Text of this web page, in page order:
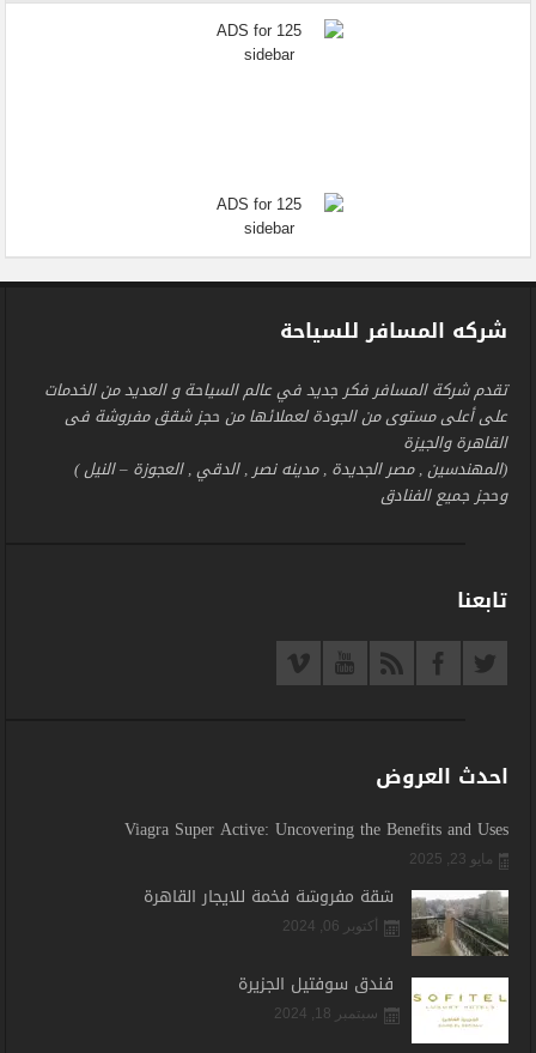
شركه المسافر للسياحة
تقدم شركة المسافر فكر جديد في عالم السياحة و العديد من الخدمات
على أعلى مستوى من الجودة لعملائها من حجز شقق مفروشة فى
القاهرة والجيزة
(المهندسين , مصر الجديدة , مدينه نصر , الدقي , العجوزة – النيل )
وحجز جميع الفنادق
تابعنا
احدث العروض
Viagra Super Active: Uncovering the Benefits and Uses
مايو 23, 2025
شقة مفروشة فخمة للايجار القاهرة
أكتوبر 06, 2024
فندق سوفتيل الجزيرة
سبتمبر 18, 2024